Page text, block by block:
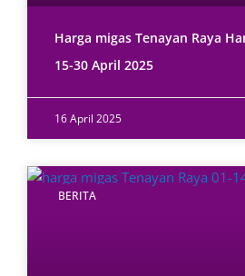
Harga migas Tenayan Raya
15-30 April 2025
16 April 2025
BERITA